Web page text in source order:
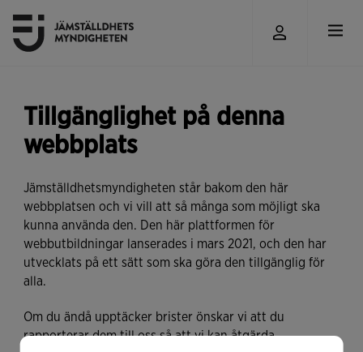
Tillgänglighet på denna
webbplats
Jämställdhetsmyndigheten står bakom den här
webbplatsen och vi vill att så många som möjligt ska
kunna använda den. Den här plattformen för
webbutbildningar lanserades i mars 2021, och den har
utvecklats på ett sätt som ska göra den tillgänglig för
alla.
Om du ändå upptäcker brister önskar vi att du
rapporterar dem till oss så att vi kan åtgärda